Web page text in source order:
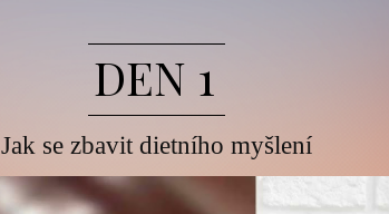
DEN 1
Jak se zbavit dietního myšlení